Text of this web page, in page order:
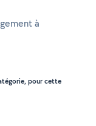
à
pour cette